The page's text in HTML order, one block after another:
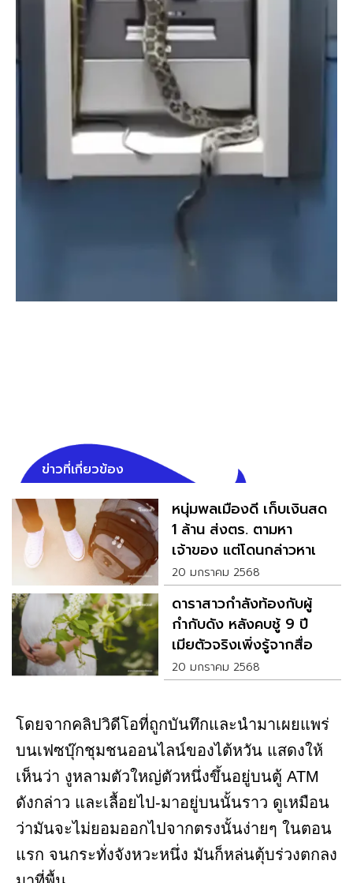
ข่าวที่เกี่ยวข้อง
หนุ่มพลเมืองดี เก็บเงินสด
1 ล้าน ส่งตร. ตามหา
เจ้าของ แต่โดนกล่าวหาเป็น
ขโมย
20 มกราคม 2568
ดาราสาวกำลังท้องกับผู้
กำกับดัง หลังคบชู้ 9 ปี
เมียตัวจริงเพิ่งรู้จากสื่อ
20 มกราคม 2568
โดยจากคลิปวิดีโอที่ถูกบันทึกและนำมาเผยแพร่
บนเฟซบุ๊กชุมชนออนไลน์ของไต้หวัน แสดงให้
เห็นว่า งูหลามตัวใหญ่ตัวหนึ่งขึ้นอยู่บนตู้ ATM
ดังกล่าว และเลื้อยไป-มาอยู่บนนั้นราว ดูเหมือน
ว่ามันจะไม่ยอมออกไปจากตรงนั้นง่ายๆ ในตอน
แรก จนกระทั่งจังหวะหนึ่ง มันก็หล่นตุ้บร่วงตกลง